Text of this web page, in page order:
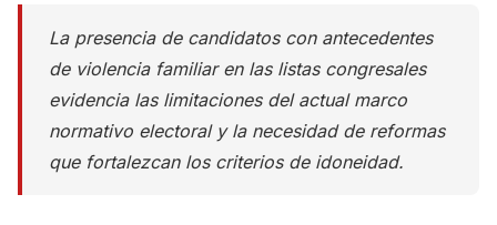
La presencia de candidatos con antecedentes
de violencia familiar en las listas congresales
evidencia las limitaciones del actual marco
normativo electoral y la necesidad de reformas
que fortalezcan los criterios de idoneidad.